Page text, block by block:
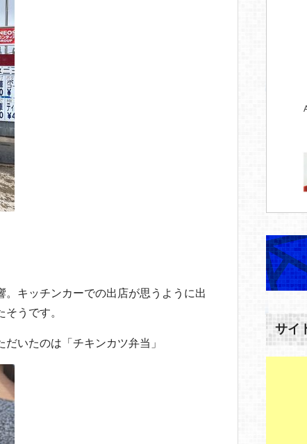
キッチンカーでの出店が思うように出
うです。
いたのは「チキンカツ弁当」
サイ